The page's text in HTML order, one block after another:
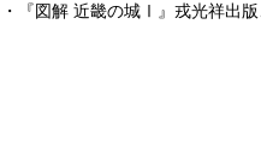
・『図解 近畿の城Ⅰ』戎光祥出版